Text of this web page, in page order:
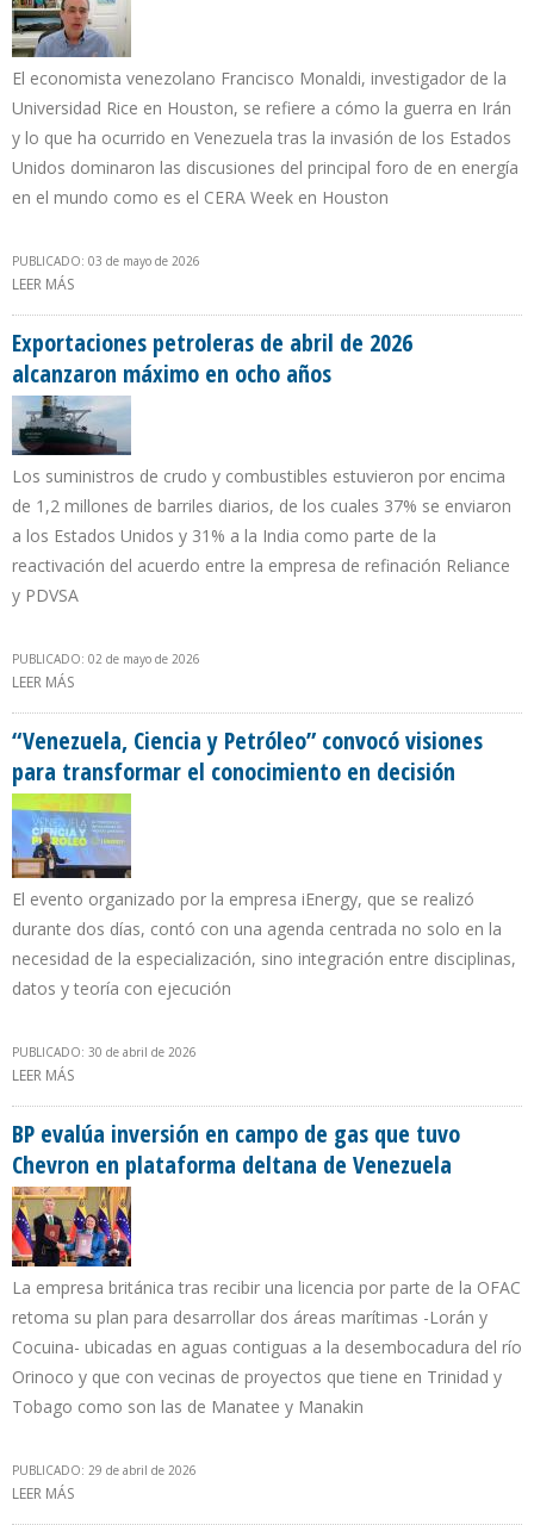
El economista venezolano Francisco Monaldi, investigador de la
Universidad Rice en Houston, se refiere a cómo la guerra en Irán
y lo que ha ocurrido en Venezuela tras la invasión de los Estados
Unidos dominaron las discusiones del principal foro de en energía
en el mundo como es el CERA Week en Houston
PUBLICADO: 03 de mayo de 2026
LEER MÁS
ESTRECHO DE ORMUZ”
Exportaciones petroleras de abril de 2026
alcanzaron máximo en ocho años
Los suministros de crudo y combustibles estuvieron por encima
de 1,2 millones de barriles diarios, de los cuales 37% se enviaron
a los Estados Unidos y 31% a la India como parte de la
reactivación del acuerdo entre la empresa de refinación Reliance
y PDVSA
PUBLICADO: 02 de mayo de 2026
LEER MÁS
“Venezuela, Ciencia y Petróleo” convocó visiones
para transformar el conocimiento en decisión
El evento organizado por la empresa iEnergy, que se realizó
durante dos días, contó con una agenda centrada no solo en la
necesidad de la especialización, sino integración entre disciplinas,
datos y teoría con ejecución
PUBLICADO: 30 de abril de 2026
LEER MÁS
BP evalúa inversión en campo de gas que tuvo
Chevron en plataforma deltana de Venezuela
La empresa británica tras recibir una licencia por parte de la OFAC
retoma su plan para desarrollar dos áreas marítimas -Lorán y
Cocuina- ubicadas en aguas contiguas a la desembocadura del río
Orinoco y que con vecinas de proyectos que tiene en Trinidad y
Tobago como son las de Manatee y Manakin
PUBLICADO: 29 de abril de 2026
LEER MÁS